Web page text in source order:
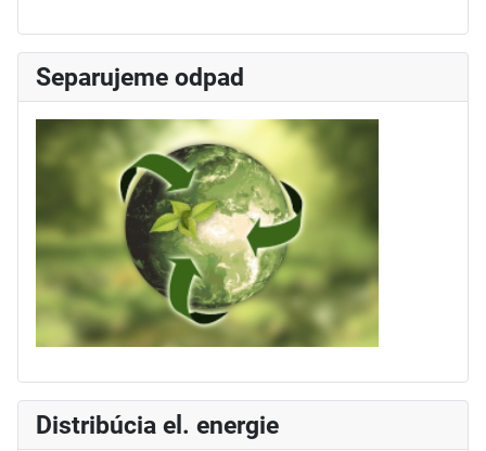
Separujeme odpad
Distribúcia el. energie